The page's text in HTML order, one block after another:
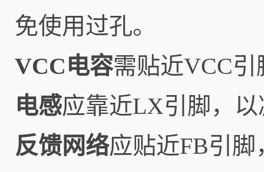
免使用过孔。
VCC电容需贴近VCC引
电感应靠近LX引脚，
反馈网络应贴近FB引